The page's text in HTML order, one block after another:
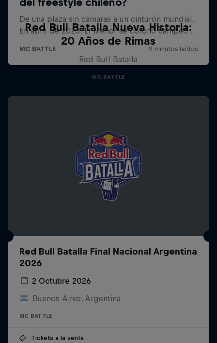
Red Bull Batalla Nueva Historia:
20 Años de Rimas
Red Bull Batalla
MC BATTLE
Red Bull Batalla Final Nacional Argentina
2026
2 Octubre 2026
Buenos Aires, Argentina
MC BATTLE
Tickets a la venta